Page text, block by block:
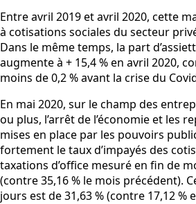
Entre avril 2019 et avril 2020, cette
à cotisations sociales du secteur
Dans le même temps, la part
augmente à + 15,4 % en avril 2020,
moins de 0,2 % avant la crise du
En mai 2020, sur le champ des
ou plus, l’arrêt de l’économie et les
mises en place par les pouvoirs
fortement le taux d’impayés des
taxations d’office mesuré en fin de
(contre 35,16 % le mois précédent).
jours est de 31,63 % (contre 17,12 %